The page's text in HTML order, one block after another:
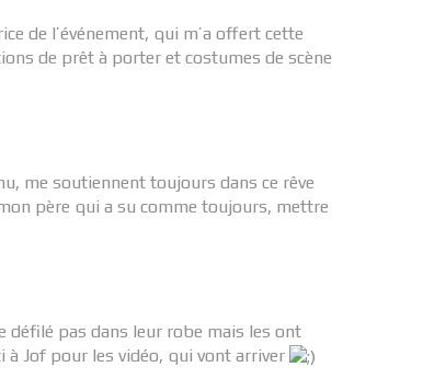
de l’événement, qui m’a offert cette
de prêt à porter et costumes de scène
me soutiennent toujours dans ce rêve
père qui a su comme toujours, mettre
défilé pas dans leur robe mais les ont
Jof pour les vidéo, qui vont arriver